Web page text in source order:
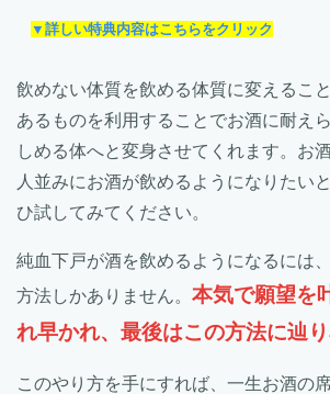
▼詳しい特典内容はこちらをクリック
飲めない体質を飲める体質に変えるこ
あるものを利用することでお酒に耐え
しめる体へと変身させてくれます。お
人並みにお酒が飲めるようになりたい
ひ試してみてください。
純血下戸が酒を飲めるようになるには
方法しかありません。 本気で願望を
れ早かれ、最後はこの方法に辿り
このやり方を手にすれば、一生お酒の